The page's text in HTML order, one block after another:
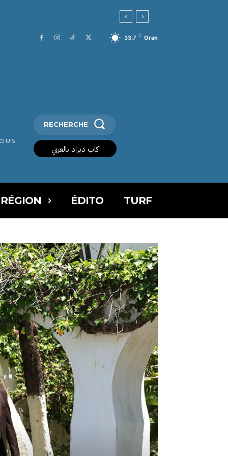
33.7 C Oran
RECHERCHE
كاب ديزاد بالعربي
ÉDITO TURF